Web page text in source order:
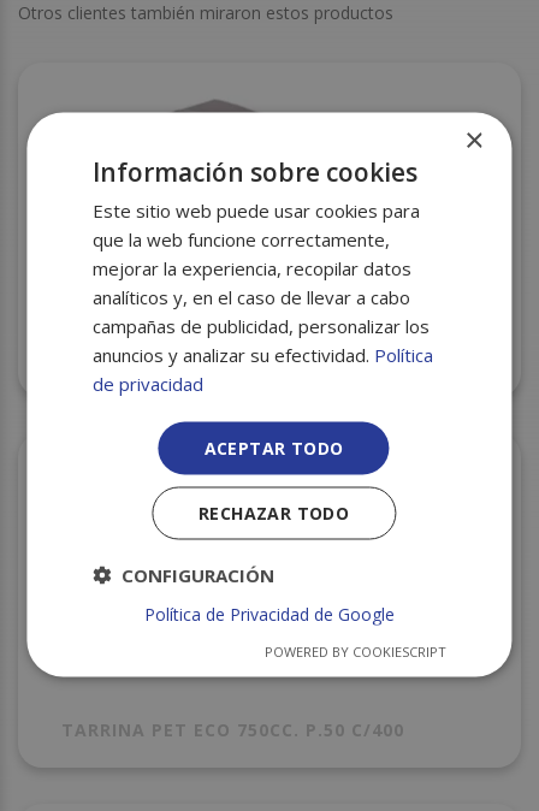
Otros clientes también miraron estos productos
PAPEL PERLA COLADO 25X35 C/30
TARRINA PET ECO 750CC. P.50 C/400
×
Información sobre cookies
Este sitio web puede usar cookies para
que la web funcione correctamente,
mejorar la experiencia, recopilar datos
analíticos y, en el caso de llevar a cabo
campañas de publicidad, personalizar los
anuncios y analizar su efectividad. Política
de privacidad
ACEPTAR TODO
RECHAZAR TODO
CONFIGURACIÓN
Política de Privacidad de Google
POWERED BY COOKIESCRIPT